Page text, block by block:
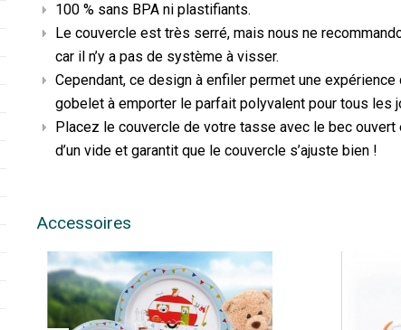
100 % sans BPA ni plastifiants.
Le couvercle est très serré, mais nous ne
car il n’y a pas de système à visser.
Cependant, ce design à enfiler permet une
gobelet à emporter le parfait polyvalent pour tous les
Placez le couvercle de votre tasse avec le bec
d’un vide et garantit que le couvercle s’ajuste bien !
Accessoires